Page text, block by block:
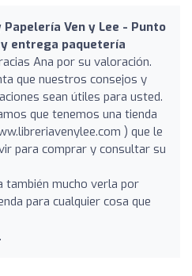
Papelería Ven y Lee - Punto
entrega paquetería
Ana por su valoración.
que nuestros consejos y
sean útiles para usted.
que tenemos una tienda
) que le
para comprar y consultar su
también mucho verla por
para cualquier cosa que